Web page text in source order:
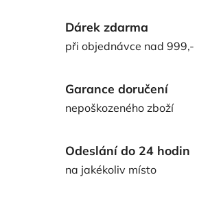
Dárek zdarma
při objednávce nad 999,-
Garance doručení
nepoškozeného zboží
Odeslání do 24 hodin
na jakékoliv místo